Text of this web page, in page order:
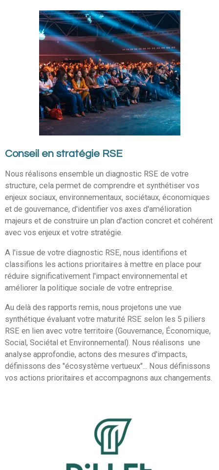
Conseil en stratégie RSE
Nous réalisons ensemble un diagnostic RSE de votre
structure, cela permet de comprendre et synthétiser vos
enjeux sociaux, environnementaux, sociétaux, économiques
et de gouvernance, d'identifier vos axes d'amélioration
majeurs et de construire un plan d'action concret et cohérent
avec vos enjeux et votre stratégie.
A l'issue de votre diagnostic RSE, nous identifions et
classifions les actions prioritaires à mettre en place pour
réduire significativement l'impact environnemental et
améliorer la politique sociale de votre entreprise.
Au delà des rapports remis, nous projetons une vue
synthétique évaluant votre maturité RSE selon les 5 piliers
RSE en lien avec votre territoire (Gouvernance, Économique,
Social, Sociétal et Environnemental). Nous réalisons une
analyse approfondie, actons des mesures d'impacts,
définissons des "écosystème vertueux"... Nous définissons
vos actions prioritaires et accompagnons aux changements.